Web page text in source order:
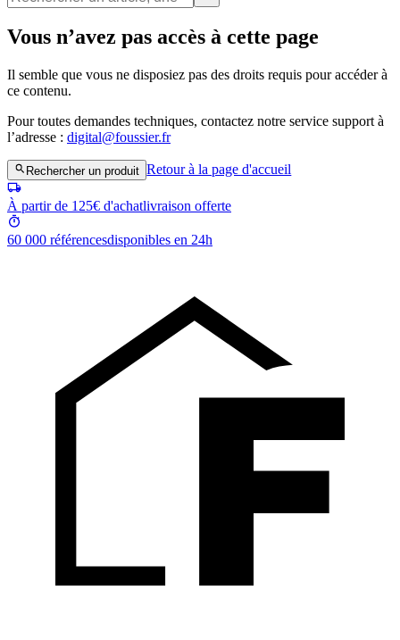
Vous n’avez pas accès à cette page
Il semble que vous ne disposiez pas des droits requis pour accéder à
ce contenu.
Pour toutes demandes techniques, contactez notre service support à
l’adresse : digital@foussier.fr
Rechercher un produit Retour à la page d'accueil
À partir de 125€ d'achatlivraison offerte
60 000 référencesdisponibles en 24h